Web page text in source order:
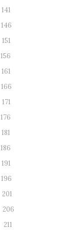
141
146
151
156
161
166
171
176
181
186
191
196
201
206
211